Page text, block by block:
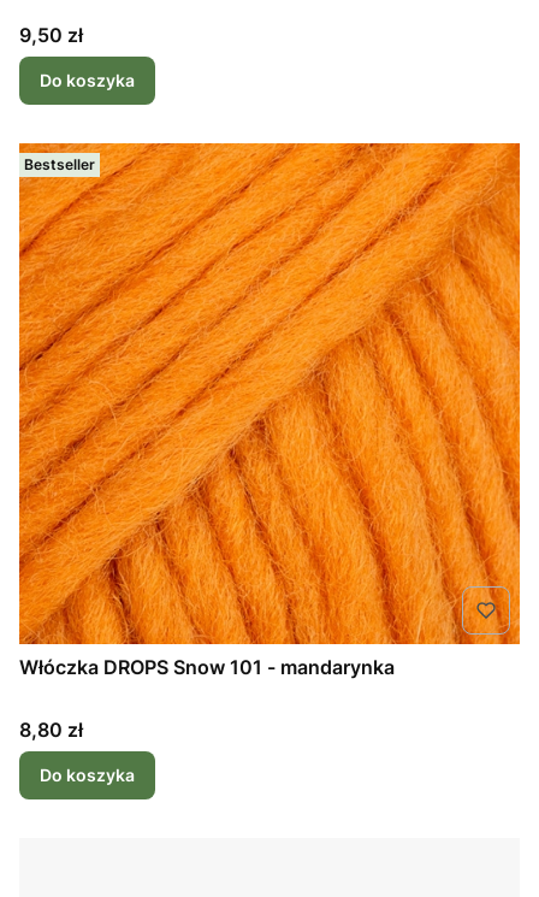
Cena
9,50 zł
Do koszyka
Bestseller
Włóczka DROPS Snow 101 - mandarynka
Cena
8,80 zł
Do koszyka